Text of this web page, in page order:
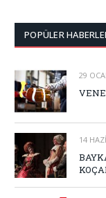
POPÜLER
29
14